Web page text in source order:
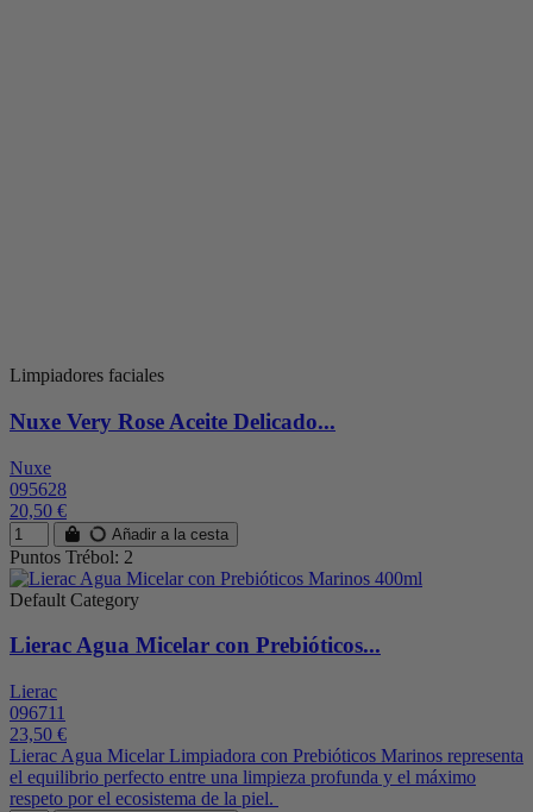
Limpiadores faciales
Nuxe Very Rose Aceite Delicado...
Nuxe
095628
20,50 €
Añadir a la cesta
Puntos Trébol: 2
Default Category
Lierac Agua Micelar con Prebióticos...
Lierac
096711
23,50 €
Lierac Agua Micelar Limpiadora con Prebióticos Marinos representa
el equilibrio perfecto entre una limpieza profunda y el máximo
respeto por el ecosistema de la piel.